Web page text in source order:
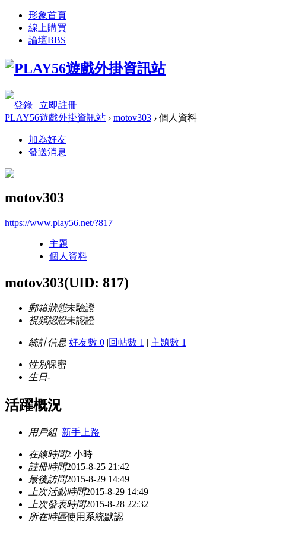
形象首頁
線上購買
論壇BBS
登錄 | 立即註冊
PLAY56遊戲外掛資訊站 › motov303 › 個人資料
加為好友
發送消息
motov303
https://www.play56.net/?817
主題
個人資料
motov303(UID: 817)
郵箱狀態未驗證
視頻認證未認證
統計信息 好友數 0 |回帖數 1 | 主題數 1
性別保密
生日-
活躍概況
用戶組 新手上路
在線時間2 小時
註冊時間2015-8-25 21:42
最後訪問2015-8-29 14:49
上次活動時間2015-8-29 14:49
上次發表時間2015-8-28 22:32
所在時區使用系統默認